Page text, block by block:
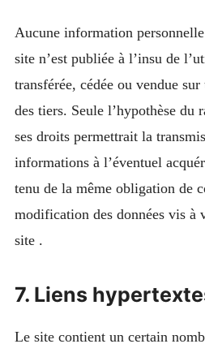
Aucune information
site n’est publiée à l’insu de
transférée, cédée ou vendue
des tiers. Seule l’hypothèse du
ses droits permettrait la
informations à l’éventuel
tenu de la même obligation de
modification des données vis à
site .
7. Liens
Le site contient un certain